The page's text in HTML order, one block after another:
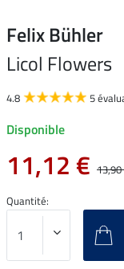
Felix Bühler
Licol Flowers
4.8 5
Disponible
11,12 €
Quantité: